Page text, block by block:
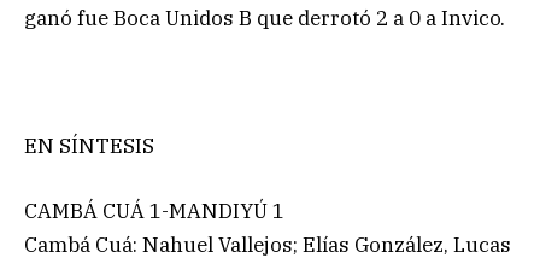
ganó fue Boca Unidos B que derrotó 2 a 0 a Invico.
EN SÍNTESIS
CAMBÁ CUÁ 1-MANDIYÚ 1
Cambá Cuá: Nahuel Vallejos; Elías González, Lucas